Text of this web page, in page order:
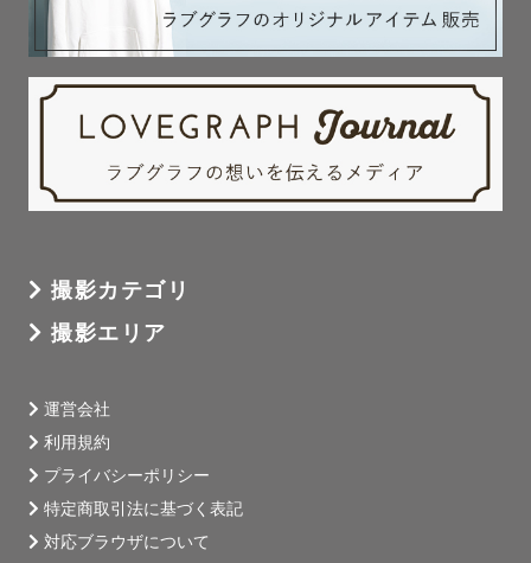
撮影カテゴリ
撮影エリア
運営会社
利用規約
プライバシーポリシー
特定商取引法に基づく表記
対応ブラウザについて